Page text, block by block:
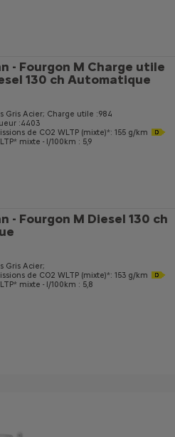
- Fourgon M Charge utile
130 ch Automatique
Gris Acier; Charge utile :984
:4403
de CO2 WLTP (mixte)*: 155 g/km
mixte - l/100km : 5,9
- Fourgon M Diesel 130 ch
Gris Acier;
de CO2 WLTP (mixte)*: 153 g/km
mixte - l/100km : 5,8